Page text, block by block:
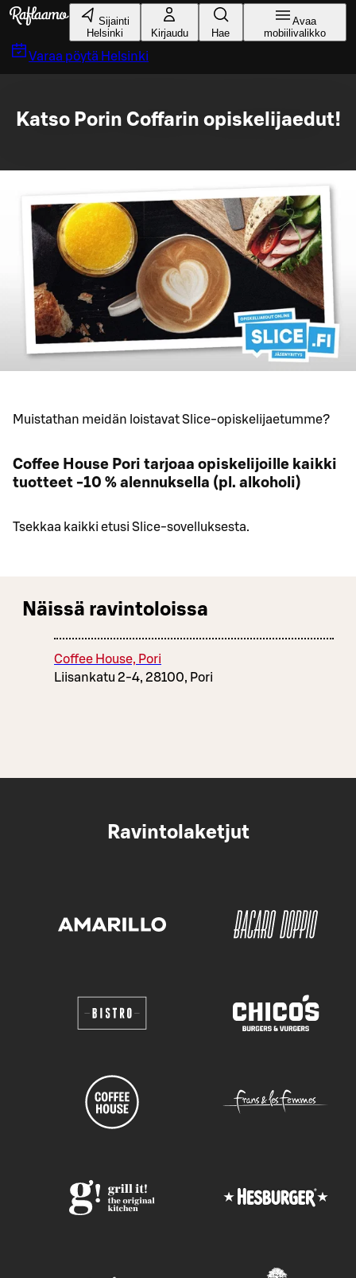
Siirry pääsisältöön
Sijainti
Helsinki
Kirjaudu Hae
Avaa
mobiilivalikko
Varaa pöytä Helsinki
Katso Porin Coffarin opiskelijaedut!
Muistathan meidän loistavat Slice-opiskelijaetumme?
Coffee House Pori tarjoaa opiskelijoille kaikki
tuotteet -10 % alennuksella (pl. alkoholi)
Tsekkaa kaikki etusi Slice-sovelluksesta.
Näissä ravintoloissa
Coffee House, Pori
Liisankatu 2-4, 28100, Pori
Ravintolaketjut